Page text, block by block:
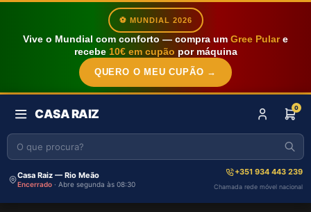
⚽ MUNDIAL 2026
Vive o Mundial com conforto — compra um Gree Pulare
recebe 10€ em cupão por máquina
QUERO O MEU CUPÃO →
CASA RAIZ 0
Casa Raiz — Rio Meão
Encerrado · Abre segunda às 08:30
+351 934 443 239
Chamada rede móvel nacional